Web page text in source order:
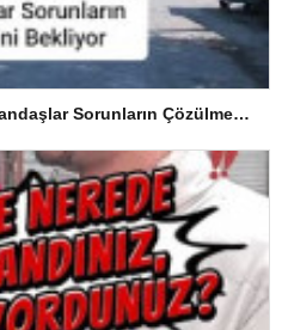
Hacımaşlı Mahallesi’nde Vatandaşlar Sorunların Çözülmesini Bekliyor